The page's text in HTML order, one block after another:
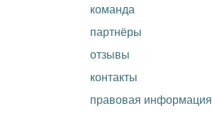
команда
партнёры
отзывы
контакты
правовая информация